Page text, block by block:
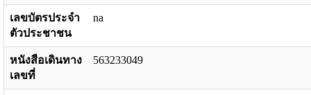
เลขบัตรประจำ
ตัวประชาชน
na
หนังสือเดินทาง
เลขที่
563233049